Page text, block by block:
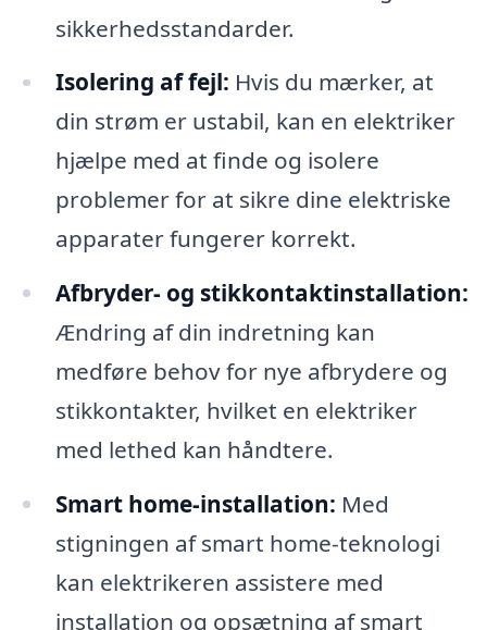
sikkerhedsstandarder.
Isolering af fejl: Hvis du mærker, at
din strøm er ustabil, kan en elektriker
hjælpe med at finde og isolere
problemer for at sikre dine elektriske
apparater fungerer korrekt.
Afbryder- og stikkontaktinstallation:
Ændring af din indretning kan
medføre behov for nye afbrydere og
stikkontakter, hvilket en elektriker
med lethed kan håndtere.
Smart home-installation: Med
stigningen af smart home-teknologi
kan elektrikeren assistere med
installation og opsætning af smart